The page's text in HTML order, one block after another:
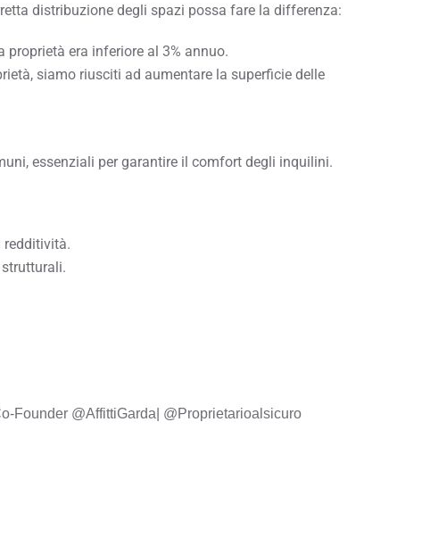
distribuzione degli spazi possa fare la differenza:
era inferiore al 3% annuo.
siamo riusciti ad aumentare la superficie delle
essenziali per garantire il comfort degli inquilini.
redditività.
Founder @AffittiGarda| @Proprietarioalsicuro